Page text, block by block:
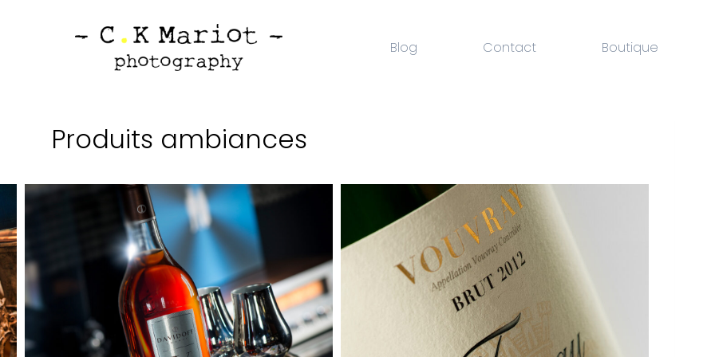
Blog Contact Boutique
Produits ambiances